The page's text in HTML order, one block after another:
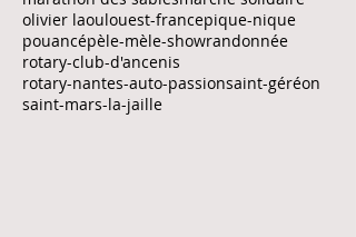
le roi lionles kichanteligné
loire activités créationloisirs pluriels
lucie planchenault
lycée saint-thomas-d'aquin
maison de la vallée-drain
marathon des sables